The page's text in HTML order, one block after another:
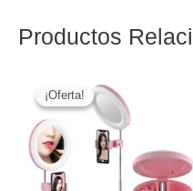
Productos
¡Oferta!
¡Oferta!